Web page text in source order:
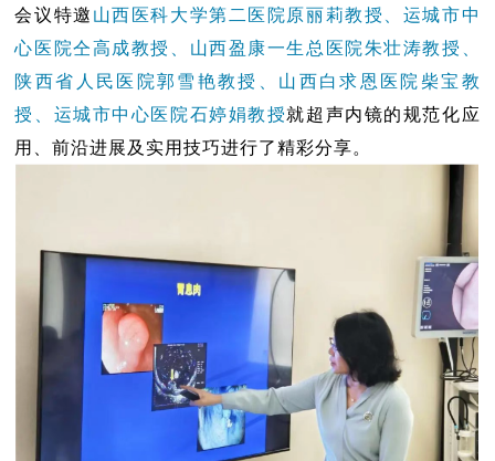
会议特邀 山西医科大学第二医院原丽莉教授、运城市中
心医院仝高成教授、山西盈康一生总医院朱壮涛教授、
陕西省人民医院郭雪艳教授、山西白求恩医院柴宝教
授、运城市中心医院石婷娟教授就超声内镜的规范化应
用、前沿进展及实用技巧进行了精彩分享。